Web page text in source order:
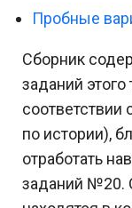
Пробные
Сборник
заданий
по истории),
отработать
заданий №20.